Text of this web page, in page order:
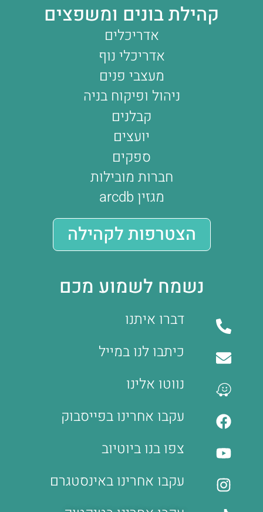
קהילת בונים ומשפצים
אדריכלים
אדריכלי נוף
מעצבי פנים
ניהול ופיקוח בניה
קבלנים
יועצים
ספקים
חברות מובילות
מגזין arcdb
הצטרפות לקהילה
נשמח לשמוע מכם
דברו איתנו
כיתבו לנו במייל
נווטו אלינו
עקבו אחרינו בפייסבוק
צפו בנו ביוטיוב
עקבו אחרינו באינסטגרם